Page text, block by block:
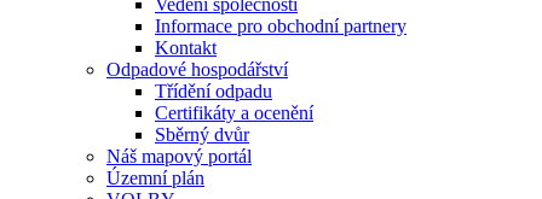
Vedení společnosti
Informace pro obchodní partnery
Kontakt
Odpadové hospodářství
Třídění odpadu
Certifikáty a ocenění
Sběrný dvůr
Náš mapový portál
Územní plán